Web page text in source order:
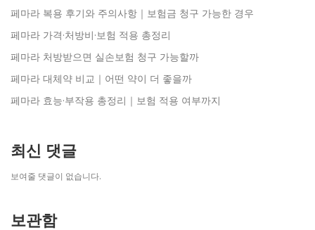
페마라 복용 후기와 주의사항｜보험금 청구 가능한 경우
페마라 가격·처방비·보험 적용 총정리
페마라 처방받으면 실손보험 청구 가능할까
페마라 대체약 비교｜어떤 약이 더 좋을까
페마라 효능·부작용 총정리｜보험 적용 여부까지
최신 댓글
보여줄 댓글이 없습니다.
보관함